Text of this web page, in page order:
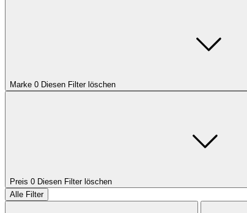
Marke 0 Diesen Filter löschen
Preis 0 Diesen Filter löschen
Alle Filter